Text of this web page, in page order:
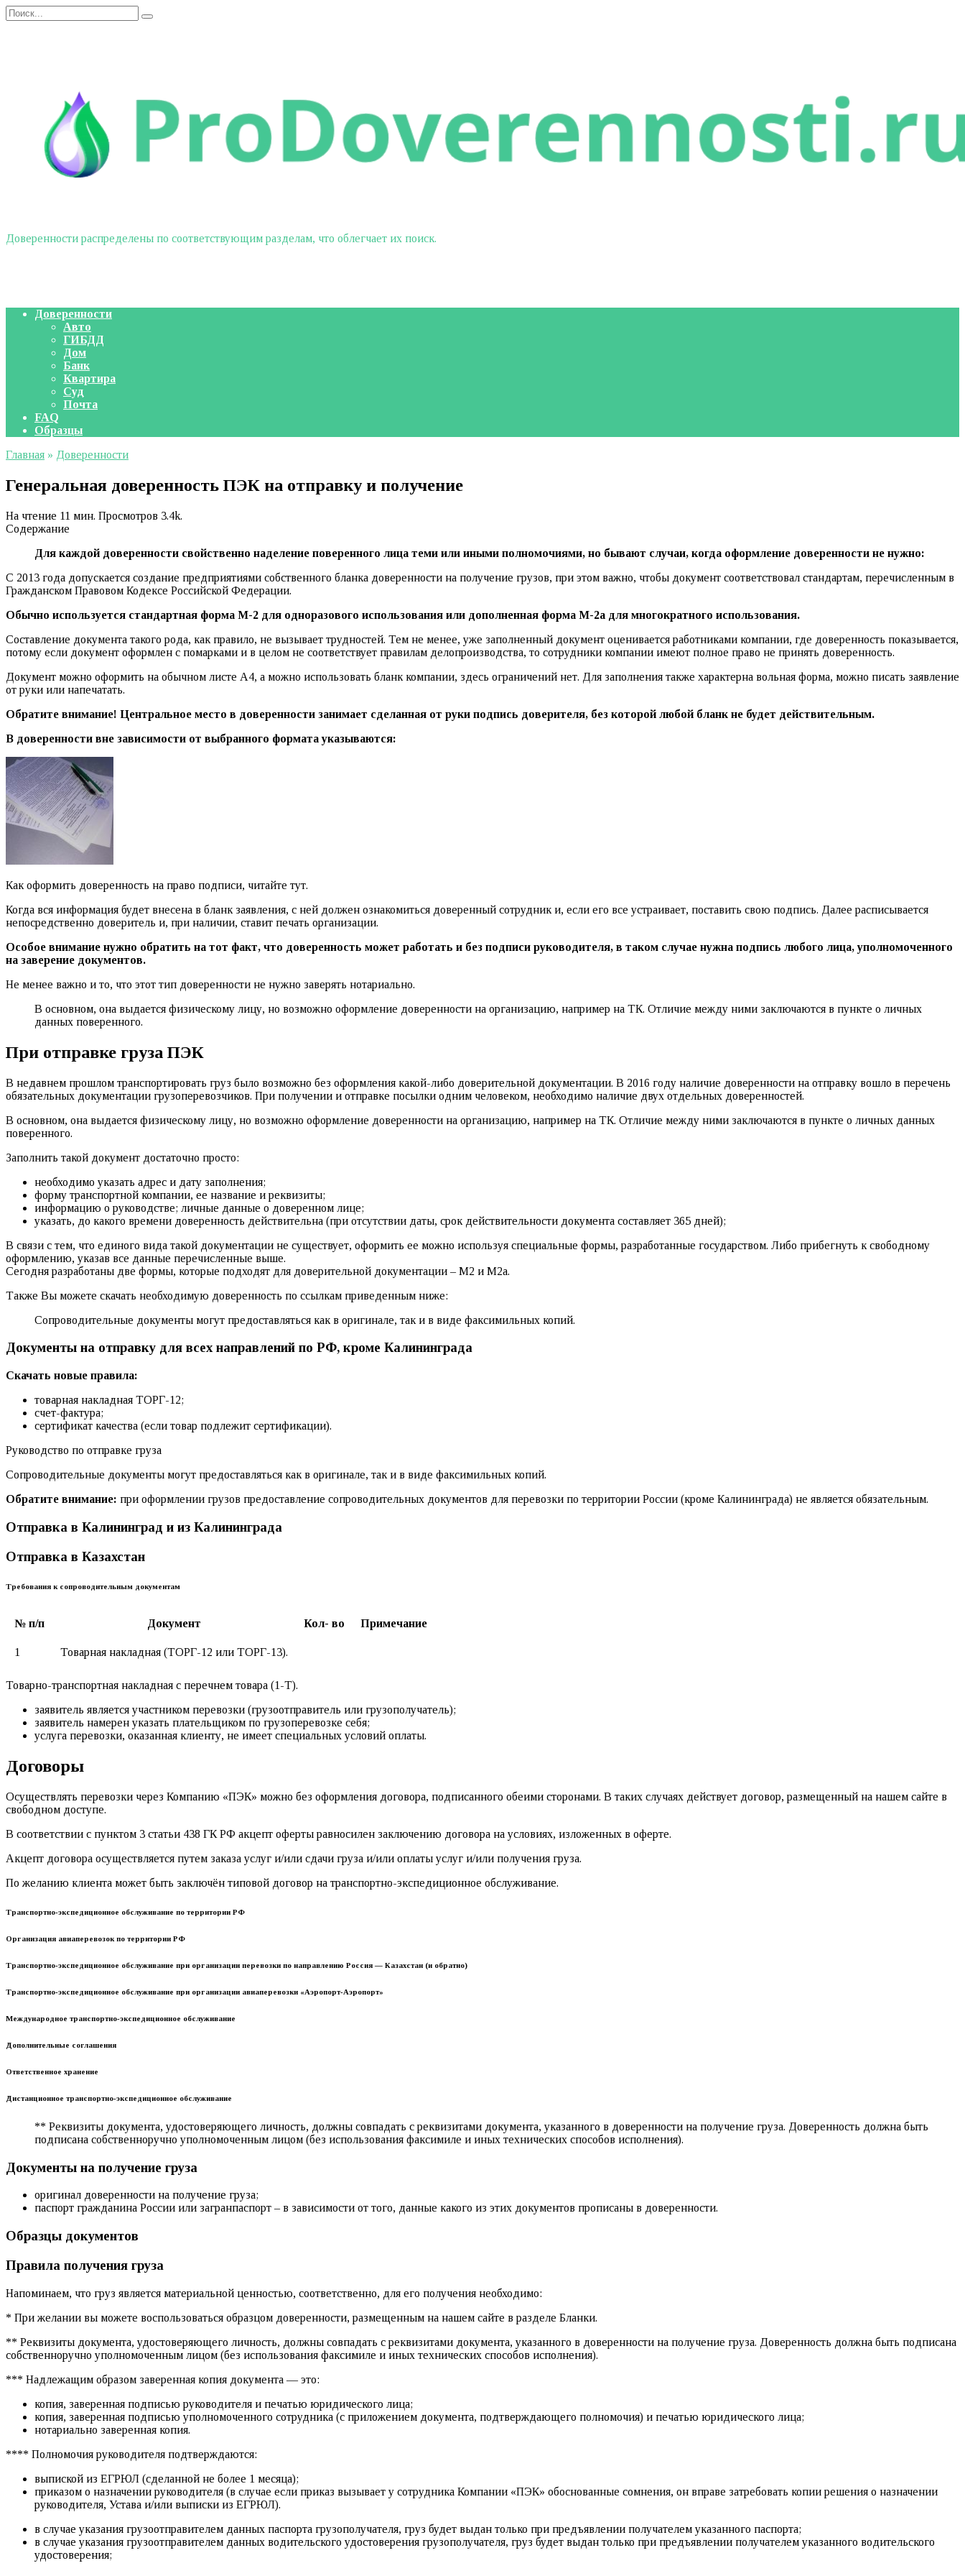
Перейти
к
Search
for:
Доверенности распределены по соответствующим разделам, что облегчает их поиск.
Доверенности
Авто
ГИБДД
Дом
Банк
Квартира
Суд
Почта
FAQ
Образцы
Главная » Доверенности
Генеральная доверенность ПЭК на отправку и получение
На чтение 11 мин. Просмотров 3.4k.
Содержание
Для каждой доверенности свойственно наделение поверенного лица теми или иными полномочиями, но бывают случаи, когда оформление доверенности не нужно:
С 2013 года допускается создание предприятиями собственного бланка доверенности на получение грузов, при этом важно, чтобы документ соответствовал стандартам, перечисленным в
Гражданском Правовом Кодексе Российской Федерации.
Обычно используется стандартная форма М-2 для одноразового использования или дополненная форма М-2а для многократного использования.
Составление документа такого рода, как правило, не вызывает трудностей. Тем не менее, уже заполненный документ оценивается работниками компании, где доверенность показывается,
потому если документ оформлен с помарками и в целом не соответствует правилам делопроизводства, то сотрудники компании имеют полное право не принять доверенность.
Документ можно оформить на обычном листе А4, а можно использовать бланк компании, здесь ограничений нет. Для заполнения также характерна вольная форма, можно писать заявление
от руки или напечатать.
Обратите внимание! Центральное место в доверенности занимает сделанная от руки подпись доверителя, без которой любой бланк не будет действительным.
В доверенности вне зависимости от выбранного формата указываются:
Как оформить доверенность на право подписи, читайте тут.
Когда вся информация будет внесена в бланк заявления, с ней должен ознакомиться доверенный сотрудник и, если его все устраивает, поставить свою подпись. Далее расписывается
непосредственно доверитель и, при наличии, ставит печать организации.
Особое внимание нужно обратить на тот факт, что доверенность может работать и без подписи руководителя, в таком случае нужна подпись любого лица, уполномоченного
на заверение документов.
Не менее важно и то, что этот тип доверенности не нужно заверять нотариально.
В основном, она выдается физическому лицу, но возможно оформление доверенности на организацию, например на ТК. Отличие между ними заключаются в пункте о личных
данных поверенного.
При отправке груза ПЭК
В недавнем прошлом транспортировать груз было возможно без оформления какой-либо доверительной документации. В 2016 году наличие доверенности на отправку вошло в перечень
обязательных документации грузоперевозчиков. При получении и отправке посылки одним человеком, необходимо наличие двух отдельных доверенностей.
В основном, она выдается физическому лицу, но возможно оформление доверенности на организацию, например на ТК. Отличие между ними заключаются в пункте о личных данных
поверенного.
Заполнить такой документ достаточно просто:
необходимо указать адрес и дату заполнения;
форму транспортной компании, ее название и реквизиты;
информацию о руководстве; личные данные о доверенном лице;
указать, до какого времени доверенность действительна (при отсутствии даты, срок действительности документа составляет 365 дней);
В связи с тем, что единого вида такой документации не существует, оформить ее можно используя специальные формы, разработанные государством. Либо прибегнуть к свободному
оформлению, указав все данные перечисленные выше.
Сегодня разработаны две формы, которые подходят для доверительной документации – М2 и М2а.
Также Вы можете скачать необходимую доверенность по ссылкам приведенным ниже:
Сопроводительные документы могут предоставляться как в оригинале, так и в виде факсимильных копий.
Документы на отправку для всех направлений по РФ, кроме Калининграда
Скачать новые правила:
товарная накладная ТОРГ-12;
счет-фактура;
сертификат качества (если товар подлежит сертификации).
Руководство по отправке груза
Сопроводительные документы могут предоставляться как в оригинале, так и в виде факсимильных копий.
Обратите внимание: при оформлении грузов предоставление сопроводительных документов для перевозки по территории России (кроме Калининграда) не является обязательным.
Отправка в Калининград и из Калининграда
Отправка в Казахстан
Требования к сопроводительным документам
№ п/п Документ Кол- во Примечание
1 Товарная накладная (ТОРГ-12 или ТОРГ-13).
Товарно-транспортная накладная с перечнем товара (1-Т).
заявитель является участником перевозки (грузоотправитель или грузополучатель);
заявитель намерен указать плательщиком по грузоперевозке себя;
услуга перевозки, оказанная клиенту, не имеет специальных условий оплаты.
Договоры
Осуществлять перевозки через Компанию «ПЭК» можно без оформления договора, подписанного обеими сторонами. В таких случаях действует договор, размещенный на нашем сайте в
свободном доступе.
В соответствии с пунктом 3 статьи 438 ГК РФ акцепт оферты равносилен заключению договора на условиях, изложенных в оферте.
Акцепт договора осуществляется путем заказа услуг и/или сдачи груза и/или оплаты услуг и/или получения груза.
По желанию клиента может быть заключён типовой договор на транспортно-экспедиционное обслуживание.
Транспортно-экспедиционное обслуживание по территории РФ
Организация авиаперевозок по территории РФ
Транспортно-экспедиционное обслуживание при организации перевозки по направлению Россия — Казахстан (и обратно)
Транспортно-экспедиционное обслуживание при организации авиаперевозки «Аэропорт-Аэропорт»
Международное транспортно-экспедиционное обслуживание
Дополнительные соглашения
Ответственное хранение
Дистанционное транспортно-экспедиционное обслуживание
** Реквизиты документа, удостоверяющего личность, должны совпадать с реквизитами документа, указанного в доверенности на получение груза. Доверенность должна быть
подписана собственноручно уполномоченным лицом (без использования факсимиле и иных технических способов исполнения).
Документы на получение груза
оригинал доверенности на получение груза;
паспорт гражданина России или загранпаспорт – в зависимости от того, данные какого из этих документов прописаны в доверенности.
Образцы документов
Правила получения груза
Напоминаем, что груз является материальной ценностью, соответственно, для его получения необходимо:
* При желании вы можете воспользоваться образцом доверенности, размещенным на нашем сайте в разделе Бланки.
** Реквизиты документа, удостоверяющего личность, должны совпадать с реквизитами документа, указанного в доверенности на получение груза. Доверенность должна быть подписана
собственноручно уполномоченным лицом (без использования факсимиле и иных технических способов исполнения).
*** Надлежащим образом заверенная копия документа — это:
копия, заверенная подписью руководителя и печатью юридического лица;
копия, заверенная подписью уполномоченного сотрудника (с приложением документа, подтверждающего полномочия) и печатью юридического лица;
нотариально заверенная копия.
**** Полномочия руководителя подтверждаются:
выпиской из ЕГРЮЛ (сделанной не более 1 месяца);
приказом о назначении руководителя (в случае если приказ вызывает у сотрудника Компании «ПЭК» обоснованные сомнения, он вправе затребовать копии решения о назначении
руководителя, Устава и/или выписки из ЕГРЮЛ).
в случае указания грузоотправителем данных паспорта грузополучателя, груз будет выдан только при предъявлении получателем указанного паспорта;
в случае указания грузоотправителем данных водительского удостоверения грузополучателя, груз будет выдан только при предъявлении получателем указанного водительского
удостоверения;